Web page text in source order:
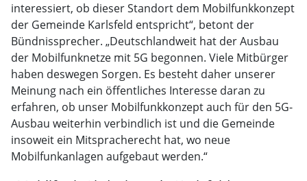
interessiert, ob dieser Standort dem Mobilfunkkonzept
der Gemeinde Karlsfeld entspricht“, betont der
Bündnissprecher. „Deutschlandweit hat der Ausbau
der Mobilfunknetze mit 5G begonnen. Viele Mitbürger
haben deswegen Sorgen. Es besteht daher unserer
Meinung nach ein öffentliches Interesse daran zu
erfahren, ob unser Mobilfunkkonzept auch für den 5G-
Ausbau weiterhin verbindlich ist und die Gemeinde
insoweit ein Mitspracherecht hat, wo neue
Mobilfunkanlagen aufgebaut werden.“